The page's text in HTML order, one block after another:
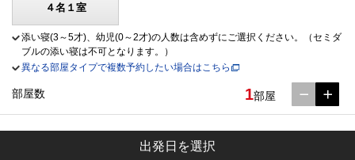
４名１室
添い寝(3～5才)、幼児(0～2才)の人数は含めずにご選択ください。（セミダ
ブルの添い寝は不可となります。）
異なる部屋タイプで複数予約したい場合はこちら
部屋数 1部屋
出発日を選択